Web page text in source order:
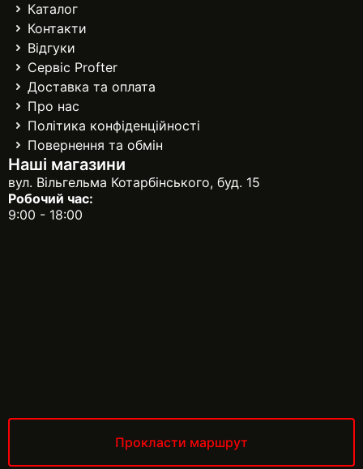
Каталог
Контакти
Відгуки
Сервіс Profter
Доставка та оплата
Про нас
Політика конфіденційності
Повернення та обмін
Наші магазини
вул. Вільгельма Котарбінського, буд. 15
Робочий час:
9:00 - 18:00
Прокласти маршрут